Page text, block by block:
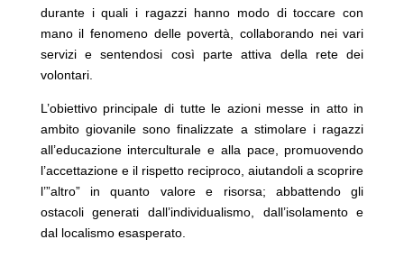
durante i quali i ragazzi hanno modo di toccare con
mano il fenomeno delle povertà, collaborando nei vari
servizi e sentendosi così parte attiva della rete dei
volontari.
L’obiettivo principale di tutte le azioni messe in atto in
ambito giovanile sono finalizzate a stimolare i ragazzi
all’educazione interculturale e alla pace, promuovendo
l’accettazione e il rispetto reciproco, aiutandoli a scoprire
l’”altro” in quanto valore e risorsa; abbattendo gli
ostacoli generati dall’individualismo, dall’isolamento e
dal localismo esasperato.